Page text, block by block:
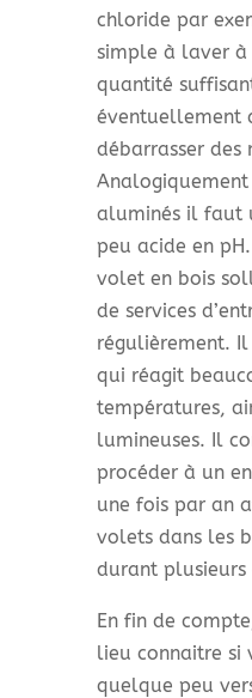
chloride par
simple à laver à
quantité
éventuellement
débarrasser des
aluminés il faut
peu acide en
volet en bois
de services
régulièrement. Il
qui réagit
températures,
lumineuses. Il
procéder à un
une fois par an
volets dans les
durant plusieurs
En fin de
lieu connaitre si
quelque peu